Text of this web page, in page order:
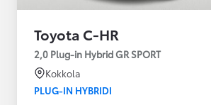
Toyota C-HR
2,0 Plug-in Hybrid GR SPORT
Kokkola
PLUG-IN HYBRIDI